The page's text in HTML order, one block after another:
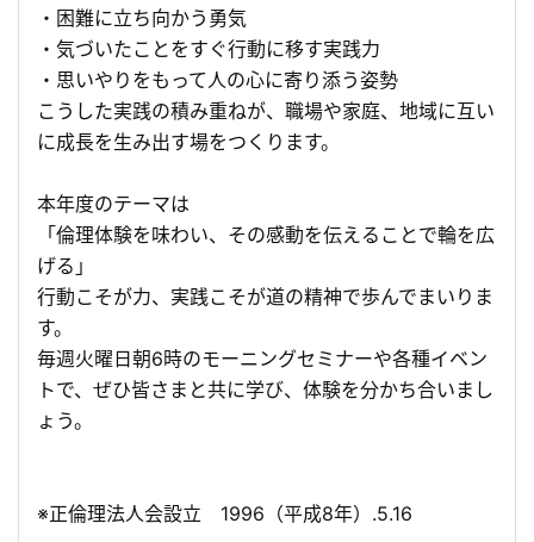
・困難に立ち向かう勇気
・気づいたことをすぐ行動に移す実践力
・思いやりをもって人の心に寄り添う姿勢
こうした実践の積み重ねが、職場や家庭、地域に互い
に成長を生み出す場をつくります。
本年度のテーマは
「倫理体験を味わい、その感動を伝えることで輪を広
げる」
行動こそが力、実践こそが道の精神で歩んでまいりま
す。
毎週火曜日朝6時のモーニングセミナーや各種イベン
トで、ぜひ皆さまと共に学び、体験を分かち合いまし
ょう。
※正倫理法人会設立 1996（平成8年）.5.16